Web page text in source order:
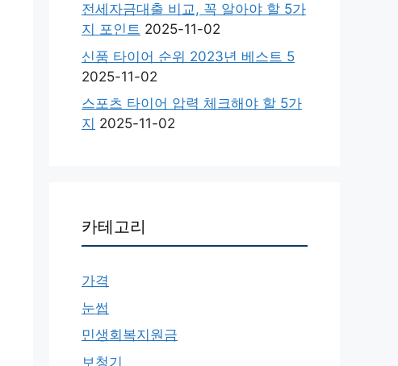
전세자금대출 비교, 꼭 알아야 할 5가
지 포인트 2025-11-02
신품 타이어 순위 2023년 베스트 5
2025-11-02
스포츠 타이어 압력 체크해야 할 5가
지 2025-11-02
카테고리
가격
눈썹
민생회복지원금
보청기